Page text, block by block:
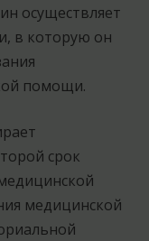
осуществляет
в которую он
помощи.
срок
медицинской